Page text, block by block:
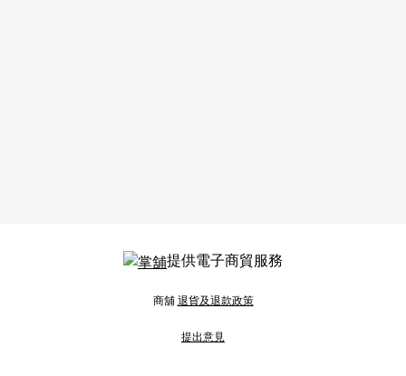
提供電子商貿服務
商舖退貨及退款政策
提出意見